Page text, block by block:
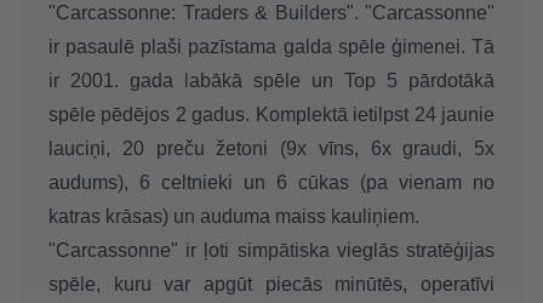
"Carcassonne: Traders & Builders". "Carcassonne"
ir pasaulē plaši pazīstama galda spēle ģimenei. Tā
ir 2001. gada labākā spēle un Top 5 pārdotākā
spēle pēdējos 2 gadus. Komplektā ietilpst 24 jaunie
lauciņi, 20 preču žetoni (9x vīns, 6x graudi, 5x
audums), 6 celtnieki un 6 cūkas (pa vienam no
katras krāsas) un auduma maiss kauliņiem.
"Carcassonne" ir ļoti simpātiska vieglās stratēģijas
spēle, kuru var apgūt piecās minūtēs, operatīvi